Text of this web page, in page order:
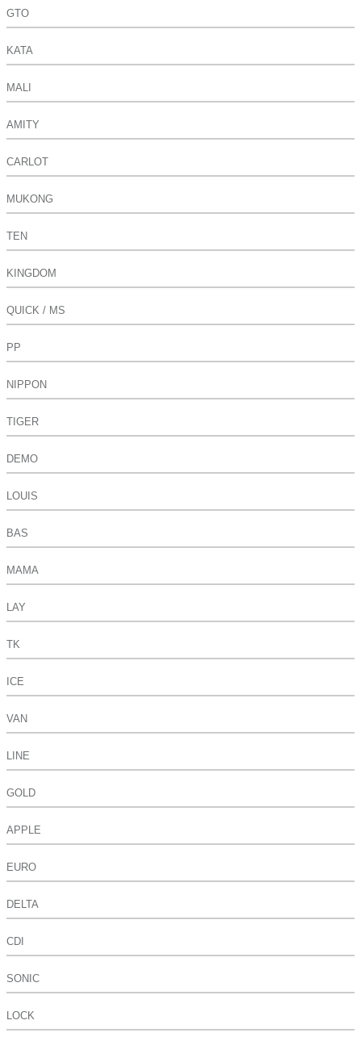
GTO
KATA
MALI
AMITY
CARLOT
MUKONG
TEN
KINGDOM
QUICK / MS
PP
NIPPON
TIGER
DEMO
LOUIS
BAS
MAMA
LAY
TK
ICE
VAN
LINE
GOLD
APPLE
EURO
DELTA
CDI
SONIC
LOCK